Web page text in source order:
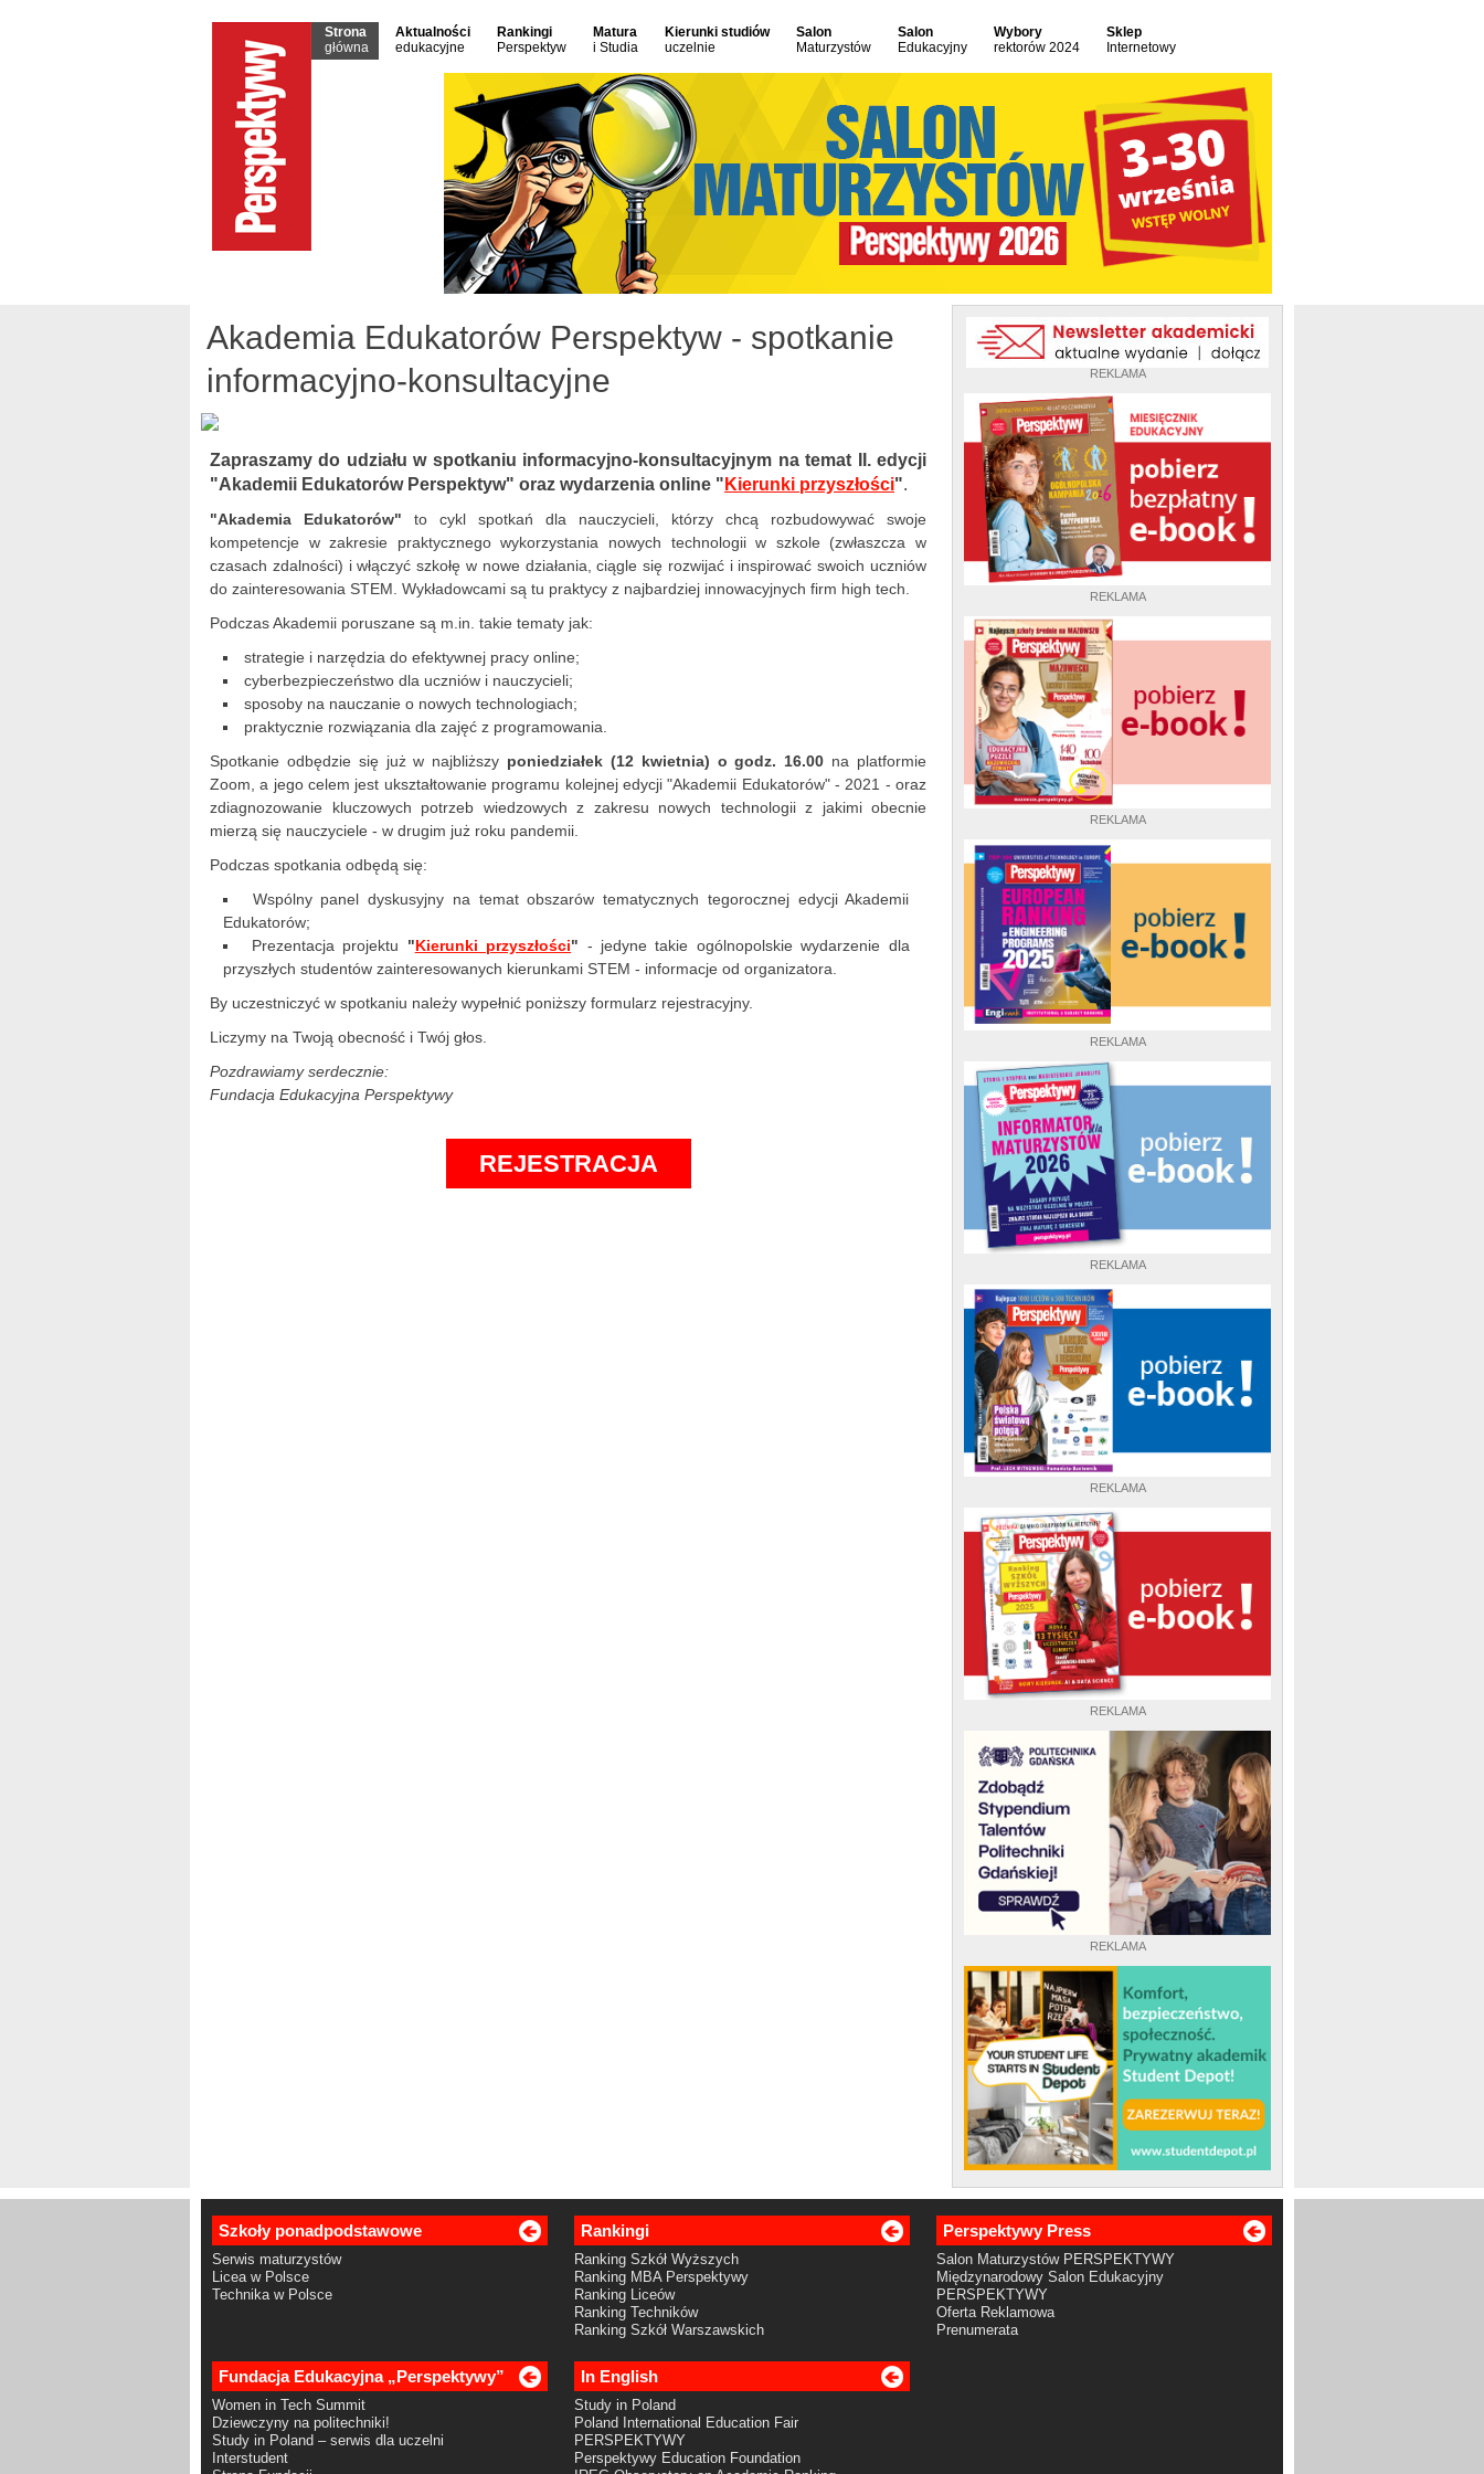
Strona
główna
Aktualności
edukacyjne
Rankingi
Perspektyw
Matura
i Studia
Kierunki studiów
uczelnie
Salon
Maturzystów
Salon
Edukacyjny
Wybory
rektorów 2024
Sklep
Internetowy
REKLAMA
REKLAMA
REKLAMA
REKLAMA
REKLAMA
REKLAMA
REKLAMA
REKLAMA
Akademia Edukatorów Perspektyw - spotkanie
informacyjno-konsultacyjne
Zapraszamy do udziału w spotkaniu informacyjno-konsultacyjnym na temat II. edycji
"Akademii Edukatorów Perspektyw" oraz wydarzenia online " Kierunki przyszłości".
"Akademia Edukatorów" to cykl spotkań dla nauczycieli, którzy chcą rozbudowywać swoje
kompetencje w zakresie praktycznego wykorzystania nowych technologii w szkole (zwłaszcza w
czasach zdalności) i włączyć szkołę w nowe działania, ciągle się rozwijać i inspirować swoich uczniów
do zainteresowania STEM. Wykładowcami są tu praktycy z najbardziej innowacyjnych firm high tech.
Podczas Akademii poruszane są m.in. takie tematy jak:
strategie i narzędzia do efektywnej pracy online;
cyberbezpieczeństwo dla uczniów i nauczycieli;
sposoby na nauczanie o nowych technologiach;
praktycznie rozwiązania dla zajęć z programowania.
Spotkanie odbędzie się już w najbliższy poniedziałek (12 kwietnia) o godz. 16.00 na platformie
Zoom, a jego celem jest ukształtowanie programu kolejnej edycji "Akademii Edukatorów" - 2021 - oraz
zdiagnozowanie kluczowych potrzeb wiedzowych z zakresu nowych technologii z jakimi obecnie
mierzą się nauczyciele - w drugim już roku pandemii.
Podczas spotkania odbędą się:
Wspólny panel dyskusyjny na temat obszarów tematycznych tegorocznej edycji Akademii
Edukatorów;
Prezentacja projektu "Kierunki przyszłości" - jedyne takie ogólnopolskie wydarzenie dla
przyszłych studentów zainteresowanych kierunkami STEM - informacje od organizatora.
By uczestniczyć w spotkaniu należy wypełnić poniższy formularz rejestracyjny.
Liczymy na Twoją obecność i Twój głos.
Pozdrawiamy serdecznie:
Fundacja Edukacyjna Perspektywy
REJESTRACJA
Szkoły ponadpodstawowe
Serwis maturzystów
Licea w Polsce
Technika w Polsce
Rankingi
Ranking Szkół Wyższych
Ranking MBA Perspektywy
Ranking Liceów
Ranking Techników
Ranking Szkół Warszawskich
Perspektywy Press
Salon Maturzystów PERSPEKTYWY
Międzynarodowy Salon Edukacyjny
PERSPEKTYWY
Oferta Reklamowa
Prenumerata
Fundacja Edukacyjna „Perspektywy”
Women in Tech Summit
Dziewczyny na politechniki!
Study in Poland – serwis dla uczelni
Interstudent
In English
Study in Poland
Poland International Education Fair
PERSPEKTYWY
Perspektywy Education Foundation